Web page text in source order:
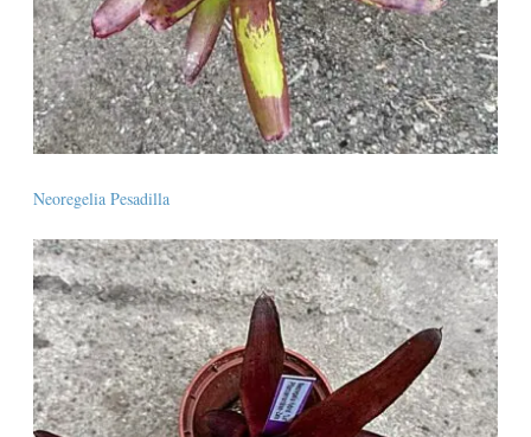
Neoregelia Pesadilla